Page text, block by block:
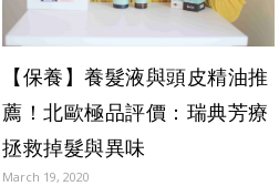
【保養】養髮液與頭皮精油推
薦！北歐極品評價：瑞典芳療
拯救掉髮與異味
March 19, 2020